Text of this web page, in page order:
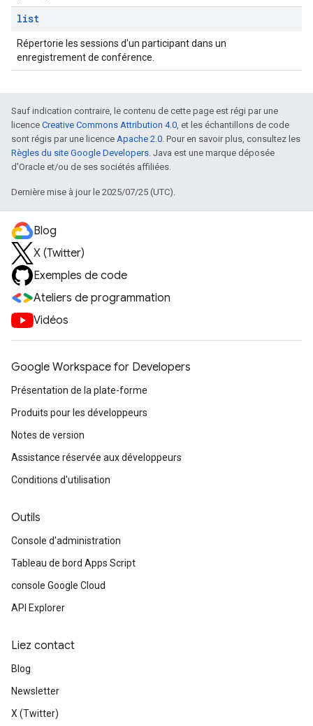
list
Répertorie les sessions d'un participant dans un
enregistrement de conférence.
Sauf indication contraire, le contenu de cette page est régi par une
licence Creative Commons Attribution 4.0, et les échantillons de code
sont régis par une licence Apache 2.0. Pour en savoir plus, consultez les
Règles du site Google Developers. Java est une marque déposée
d'Oracle et/ou de ses sociétés affiliées.
Dernière mise à jour le 2025/07/25 (UTC).
Blog
X (Twitter)
Exemples de code
Ateliers de programmation
Vidéos
Google Workspace for Developers
Présentation de la plate-forme
Produits pour les développeurs
Notes de version
Assistance réservée aux développeurs
Conditions d'utilisation
Outils
Console d'administration
Tableau de bord Apps Script
console Google Cloud
API Explorer
Liez contact
Blog
Newsletter
X (Twitter)